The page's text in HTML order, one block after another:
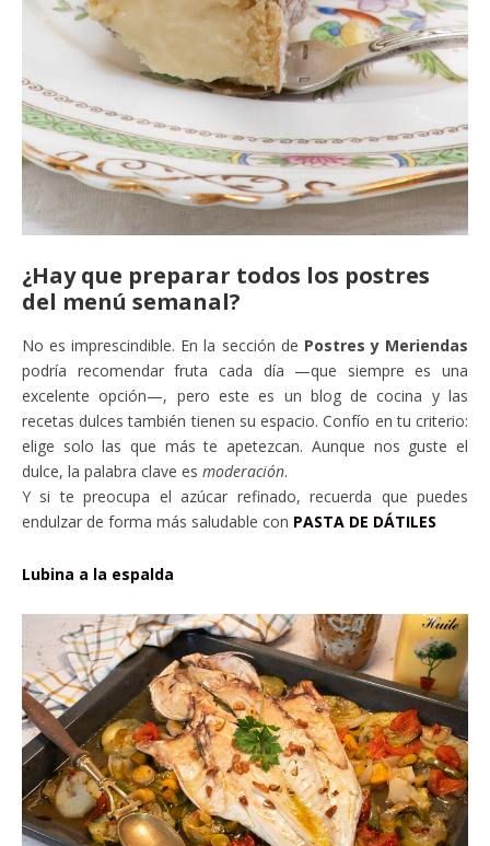
¿Hay que preparar todos los postres
del menú semanal?
No es imprescindible. En la sección de Postres y Meriendas
podría recomendar fruta cada día —que siempre es una
excelente opción—, pero este es un blog de cocina y las
recetas dulces también tienen su espacio. Confío en tu criterio:
elige solo las que más te apetezcan. Aunque nos guste el
dulce, la palabra clave es moderación.
Y si te preocupa el azúcar refinado, recuerda que puedes
endulzar de forma más saludable con PASTA DE DÁTILES
Lubina a la espalda